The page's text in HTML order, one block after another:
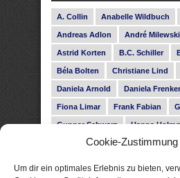
Cookie-
Um dir ein optimales Erlebnis zu bieten,
A. Collin Anabelle Wildbuch
Andreas Adlon André Milewski
Astrid Korten B.C. Schiller
Béla Bolten Christiane Lind
Daniela Arnold Daniela
Fiona Limar Frank Fabian
Gunnar Schwarz Hanna
Heike Fröhling Ina Glahe